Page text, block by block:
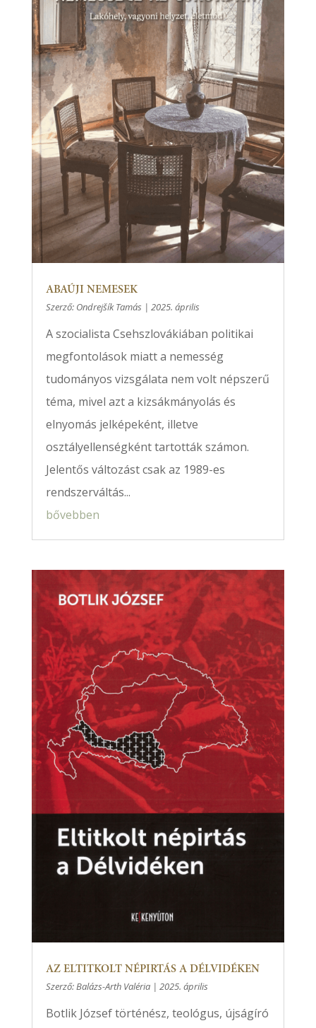
ABAÚJI NEMESEK
Szerző: Ondrejšík Tamás | 2025. április
A szocialista Csehszlovákiában politikai
megfontolások miatt a nemesség
tudományos vizsgálata nem volt népszerű
téma, mivel azt a kizsákmányolás és
elnyomás jelképeként, illetve
osztályellenségként tartották számon.
Jelentős változást csak az 1989-es
rendszerváltás...
bővebben
AZ ELTITKOLT NÉPIRTÁS A DÉLVIDÉKEN
Szerző:Balázs-Arth Valéria| 2025. április
Botlik József történész, teológus, újságíró